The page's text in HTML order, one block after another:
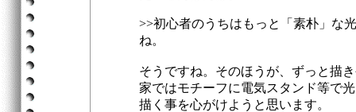
>>初心者のうちはもっと「素朴」な
ね。
そうですね。そのほうが、ずっと描
家ではモチーフに電気スタンド等で
描く事を心がけようと思います。